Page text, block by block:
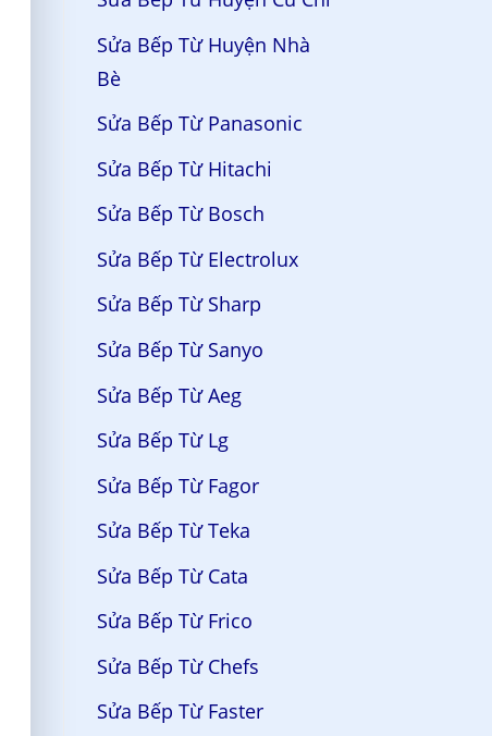
Sửa Bếp Từ Huyện Nhà
Bè
Sửa Bếp Từ Panasonic
Sửa Bếp Từ Hitachi
Sửa Bếp Từ Bosch
Sửa Bếp Từ Electrolux
Sửa Bếp Từ Sharp
Sửa Bếp Từ Sanyo
Sửa Bếp Từ Aeg
Sửa Bếp Từ Lg
Sửa Bếp Từ Fagor
Sửa Bếp Từ Teka
Sửa Bếp Từ Cata
Sửa Bếp Từ Frico
Sửa Bếp Từ Chefs
Sửa Bếp Từ Faster